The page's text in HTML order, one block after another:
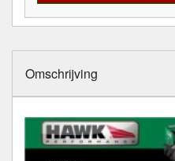
Omschrijving